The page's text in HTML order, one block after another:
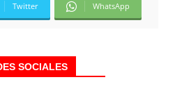
Twitter WhatsApp
SOCIALES